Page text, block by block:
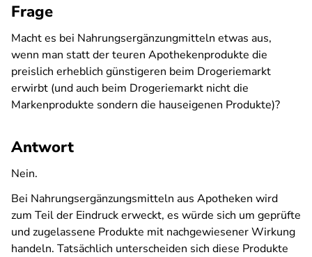
Frage
Macht es bei Nahrungsergänzungmitteln etwas aus,
wenn man statt der teuren Apothekenprodukte die
preislich erheblich günstigeren beim Drogeriemarkt
erwirbt (und auch beim Drogeriemarkt nicht die
Markenprodukte sondern die hauseigenen Produkte)?
Antwort
Nein.
Bei Nahrungsergänzungsmitteln aus Apotheken wird
zum Teil der Eindruck erweckt, es würde sich um geprüfte
und zugelassene Produkte mit nachgewiesener Wirkung
handeln. Tatsächlich unterscheiden sich diese Produkte